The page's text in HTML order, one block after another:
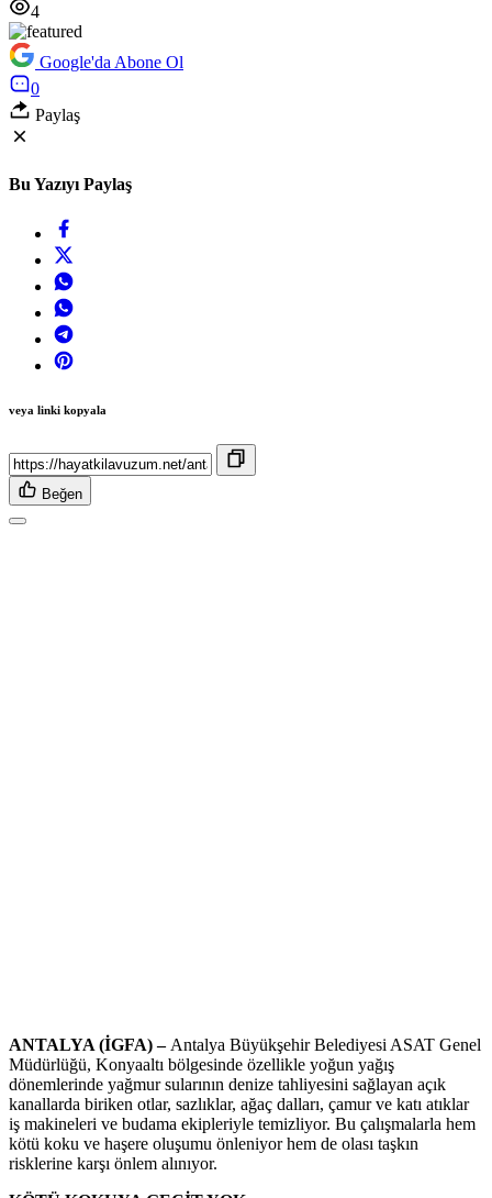
4
Google'da Abone Ol
0
Paylaş
Bu Yazıyı Paylaş
veya linki kopyala
Beğen
ANTALYA (İGFA) – Antalya Büyükşehir Belediyesi ASAT Genel
Müdürlüğü, Konyaaltı bölgesinde özellikle yoğun yağış
dönemlerinde yağmur sularının denize tahliyesini sağlayan açık
kanallarda biriken otlar, sazlıklar, ağaç dalları, çamur ve katı atıklar
iş makineleri ve budama ekipleriyle temizliyor. Bu çalışmalarla hem
kötü koku ve haşere oluşumu önleniyor hem de olası taşkın
risklerine karşı önlem alınıyor.